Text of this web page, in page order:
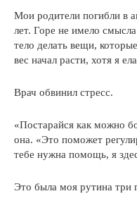
Мои родители погибли в
лет. Горе не имело
тело делать вещи,
вес начал расти, хотя я
Врач обвинил стресс.
«Постарайся как можно
она. «Это поможет
тебе нужна помощь, я
Это была моя рутина три